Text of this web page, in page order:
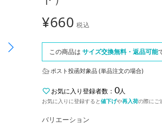
¥660 税込
この商品は サイズ交換無料・返品可能
ポスト投函対象品 (単品注文の場合)
お気に入り登録者数： 0人
お気に入りに登録すると値下げや再入荷の際にご
バリエーション